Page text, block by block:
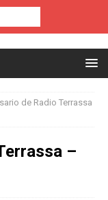
de Radio Terrassa
–